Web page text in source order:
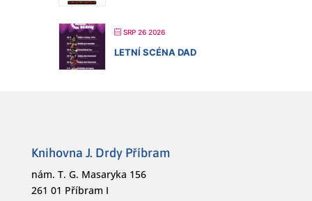
SRP 26 2026
LETNÍ SCÉNA DAD
Knihovna J. Drdy Příbram
nám. T. G. Masaryka 156
261 01 Příbram I